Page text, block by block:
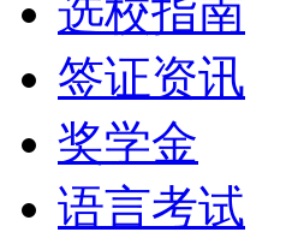
选校指南
签证资讯
奖学金
语言考试